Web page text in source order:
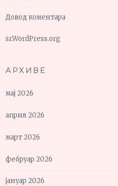
Довод коментара
sr.WordPress.org
АРХИВЕ
мај 2026
април 2026
март 2026
фебруар 2026
јануар 2026